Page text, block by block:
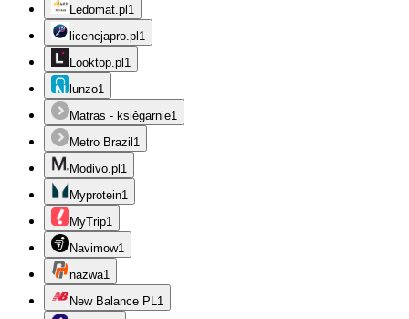
Ledomat.pl 1
licencjapro.pl 1
Looktop.pl 1
lunzo1
Matras - ksiêgarnie1
Metro Brazil 1
Modivo.pl 1
Myprotein1
MyTrip1
Navimow1
nazwa1
New Balance PL 1